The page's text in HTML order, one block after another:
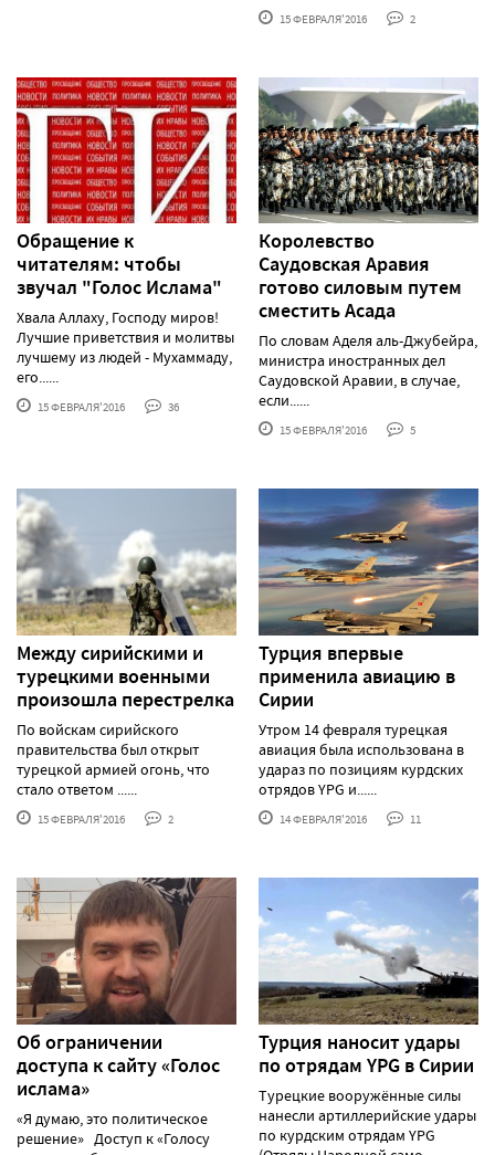
15 ФЕВРАЛЯ'2016 2
Обращение к
читателям: чтобы
звучал "Голос Ислама"
Хвала Аллаху, Господу миров!
Лучшие приветствия и молитвы
лучшему из людей - Мухаммаду,
его......
15 ФЕВРАЛЯ'2016 36
Королевство
Саудовская Аравия
готово силовым путем
сместить Асада
По словам Аделя аль-Джубейра,
министра иностранных дел
Саудовской Аравии, в случае,
если......
15 ФЕВРАЛЯ'2016 5
Между сирийскими и
турецкими военными
произошла перестрелка
По войскам сирийского
правительства был открыт
турецкой армией огонь, что
стало ответом ......
15 ФЕВРАЛЯ'2016 2
Турция впервые
применила авиацию в
Сирии
Утром 14 февраля турецкая
авиация была использована в
удараз по позициям курдских
отрядов YPG и......
14 ФЕВРАЛЯ'2016 11
Об ограничении
доступа к сайту «Голос
ислама»
«Я думаю, это политическое
решение» Доступ к «Голосу
Турция наносит удары
по отрядам YPG в Сирии
Турецкие вооружённые силы
нанесли артиллерийские удары
по курдским отрядам YPG